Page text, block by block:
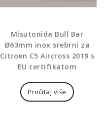
Misutonida Bull Bar
Ø63mm inox srebrni za
Citroen C5 Aircross 2019 s
EU certifikatom
Pročitaj više